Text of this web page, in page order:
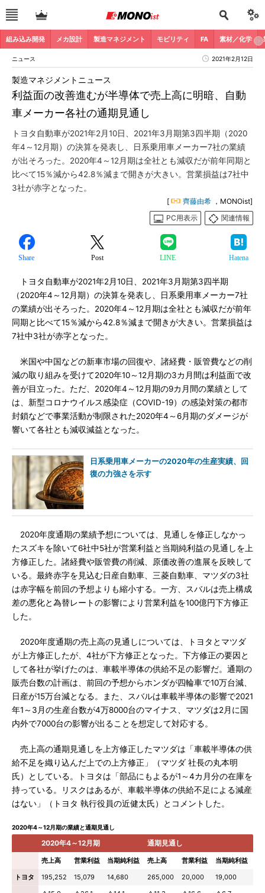
組み込み開発 メカ設計 製造マネジメント モビリティ FA 素材／化学
ニュース 2021年2月12日
利益面の改善進むが半導体で売上高に明暗、自動
車メーカー各社の通期見通し
製造マネジメントニュース
トヨタ自動車が2021年2月10日、2021年3月期第3四半期（2020
年4～12月期）の決算を発表し、日系乗用車メーカー7社の業績
が出そろった。2020年4～12月期は全社とも減収だが前年同期と
比べて15％減から42.8％減まで開きが大きい。営業損益は7社中
3社が赤字となった。
[ 齊藤由希 ，MONOist]
PC用表示
関連情報
Share Post LINE Hatena
トヨタ自動車が2021年2月10日、2021年3月期第3四半期
（2020年4～12月期）の決算を発表し、日系乗用車メーカー7社
の業績が出そろった。2020年4～12月期は全社とも減収だが前年
同期と比べて15％減から42.8％減まで開きが大きい。営業損益は
7社中3社が赤字となった。
米国や中国などの新車市場の回復や、諸経費・販管費などの削
減の取り組みを受けて2020年10～12月期の3カ月間は利益面で改
善が目立った。ただ、2020年4～12月期の9カ月間の業績として
は、新型コロナウイルス感染症（COVID-19）の感染対策の都市
封鎖などで事業活動が制限された2020年4～6月期のダメージが
響いて各社とも減収減益となった。
日系乗用車メーカーの2020年の生産実績、回
復の力強さを示す
2020年度通期の業績予想については、見通しを修正しなかっ
たスズキを除いて6社中5社が営業利益と当期純利益の見通しを上
方修正した。諸経費や販管費の削減、原価改善の進展を反映して
いる。最終赤字を見込む日産自動車、三菱自動車、マツダの3社
は赤字幅を前回の予想よりも縮小する。一方、スバルは売上構成
差の悪化と為替レートの影響により営業利益を100億円下方修正
した。
2020年度通期の売上高の見通しについては、トヨタとマツダ
が上方修正したが、4社が下方修正となった。下方修正の要因と
して各社が挙げたのは、車載半導体の供給不足の影響だ。通期の
販売台数の計画は、前回の予想からホンダが四輪車で10万台減、
日産が15万台減となる。また、スバルは車載半導体の影響で2021
年1～3月の生産台数が4万8000台のマイナス、マツダは2月に国
内外で7000台の影響が出ることを想定して対応する。
売上高の通期見通しを上方修正したマツダは「車載半導体の供
給不足を織り込んだ上での上方修正」（マツダ 社長の丸本明
氏）としている。トヨタは「部品にもよるが1～4カ月分の在庫を
持っている。リスクはあるが、車載半導体の供給不足による減産
はない」（トヨタ 執行役員の近健太氏）とコメントした。
2020年4～12月期の業績と通期見通し
2020年4～12月期 通期見通し
売上高 営業利益 当期純利益 売上高 営業利益
当期純利益
トヨタ
195,252 15,079 14,680 265,000 20,000
19,000